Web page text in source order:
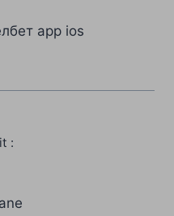
app ios
: